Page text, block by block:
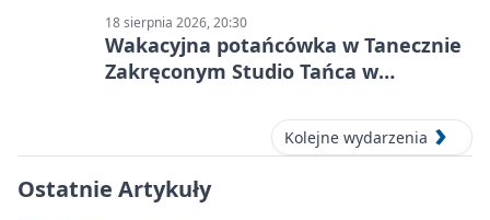
18 sierpnia 2026, 20:30
Wakacyjna potańcówka w Tanecznie
Zakręconym Studio Tańca w
Kolejne wydarzenia
Ostatnie Artykuły